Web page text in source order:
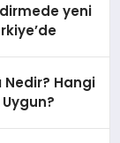
yeni
Nedir? Hangi